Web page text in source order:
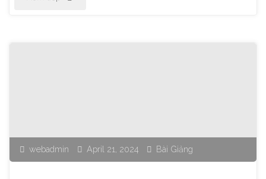
Ngày
webadmin April 21, 2024 Bài Giảng